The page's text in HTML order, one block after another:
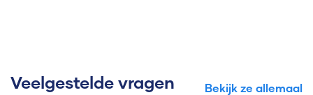
Veelgestelde vragen Bekijk ze allemaal